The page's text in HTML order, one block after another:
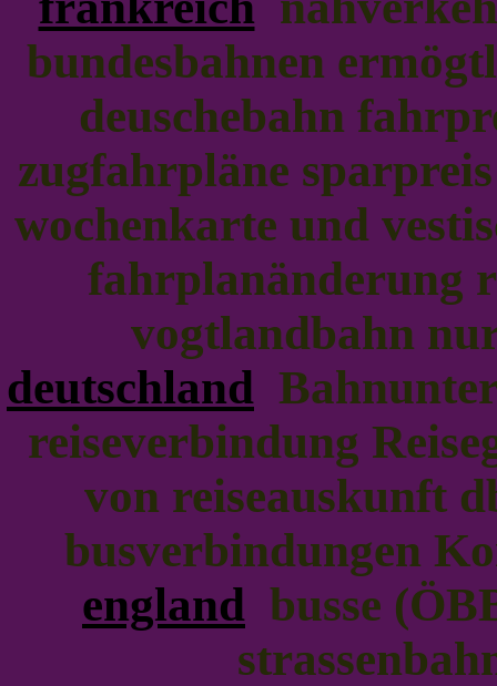
bundesbahnen
deuschebahn
zugfahrpläne
wochenkarte und
fahrplanänderung
vogtlandbahn
deutschland
reiseverbindung
von reiseauskunft
busverbindungen
england busse